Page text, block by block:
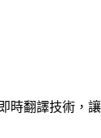
翻譯技術